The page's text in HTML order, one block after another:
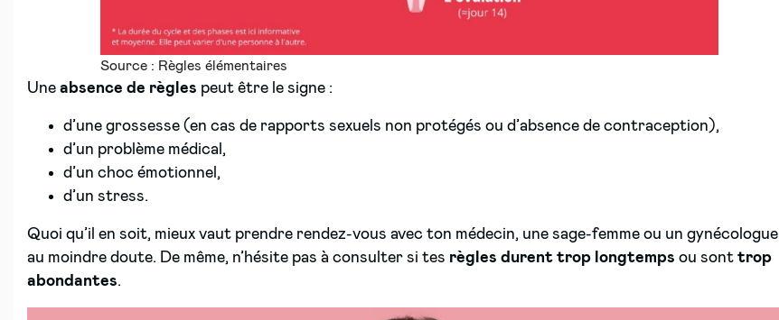
Source : Règles élémentaires
Une absence de règles peut être le signe :
d’une grossesse (en cas de rapports sexuels non protégés ou d’absence de contraception),
d’un problème médical,
d’un choc émotionnel,
d’un stress.
Quoi qu’il en soit, mieux vaut prendre rendez-vous avec ton médecin, une sage-femme ou un gynécologue
au moindre doute. De même, n’hésite pas à consulter si tes règles durent trop longtemps ou sont trop
abondantes.